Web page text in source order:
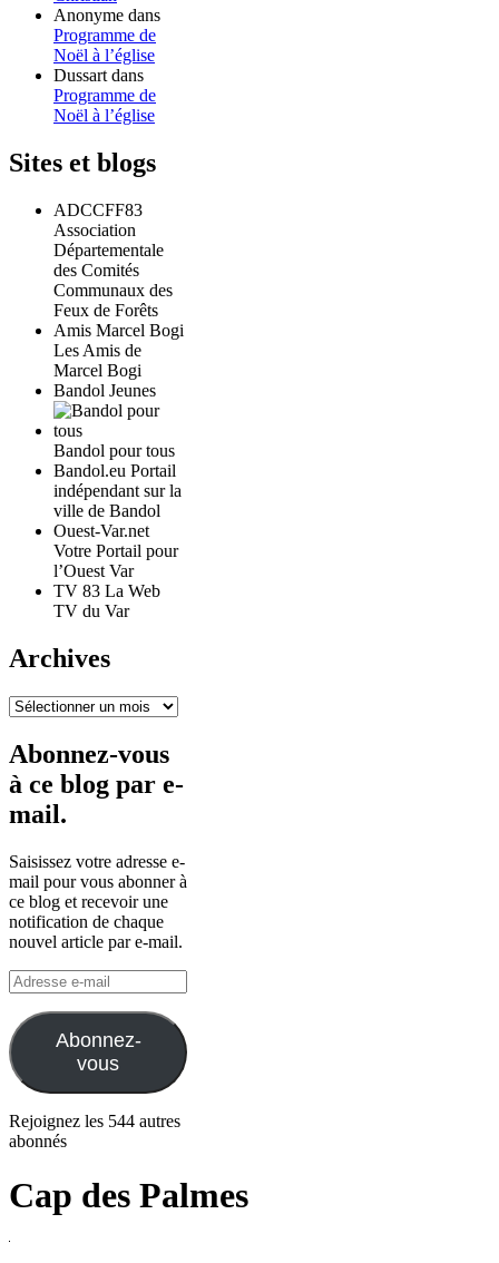
Anonyme dans
Programme de
Noël à l’église
Dussart dans
Programme de
Noël à l’église
Sites et blogs
ADCCFF83
Association
Départementale
des Comités
Communaux des
Feux de Forêts
Amis Marcel Bogi
Les Amis de
Marcel Bogi
Bandol Jeunes
Bandol pour tous
Bandol.eu Portail
indépendant sur la
ville de Bandol
Ouest-Var.net
Votre Portail pour
l’Ouest Var
TV 83 La Web
TV du Var
Archives
Archives
Abonnez-vous
à ce blog par e-
mail.
Saisissez votre adresse e-
mail pour vous abonner à
ce blog et recevoir une
notification de chaque
nouvel article par e-mail.
Adresse
e-
mail
Abonnez-
vous
Rejoignez les 544 autres
abonnés
Cap des Palmes